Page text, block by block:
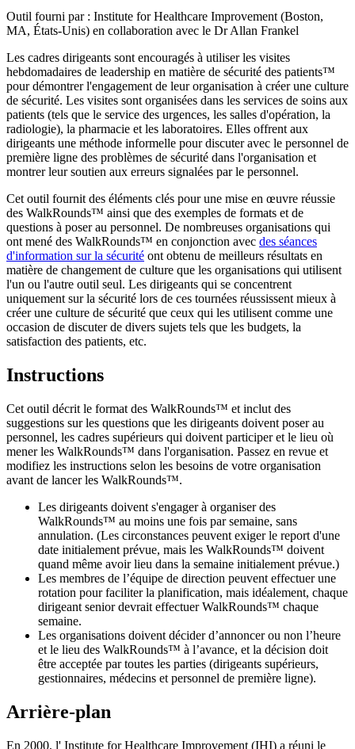
Outil fourni par : Institute for Healthcare Improvement (Boston,
MA, États-Unis) en collaboration avec le Dr Allan Frankel
Les cadres dirigeants sont encouragés à utiliser les visites
hebdomadaires de leadership en matière de sécurité des patients™
pour démontrer l'engagement de leur organisation à créer une culture
de sécurité. Les visites sont organisées dans les services de soins aux
patients (tels que le service des urgences, les salles d'opération, la
radiologie), la pharmacie et les laboratoires. Elles offrent aux
dirigeants une méthode informelle pour discuter avec le personnel de
première ligne des problèmes de sécurité dans l'organisation et
montrer leur soutien aux erreurs signalées par le personnel.
Cet outil fournit des éléments clés pour une mise en œuvre réussie
des WalkRounds™ ainsi que des exemples de formats et de
questions à poser au personnel. De nombreuses organisations qui
ont mené des WalkRounds™ en conjonction avec des séances
d'information sur la sécurité ont obtenu de meilleurs résultats en
matière de changement de culture que les organisations qui utilisent
l'un ou l'autre outil seul. Les dirigeants qui se concentrent
uniquement sur la sécurité lors de ces tournées réussissent mieux à
créer une culture de sécurité que ceux qui les utilisent comme une
occasion de discuter de divers sujets tels que les budgets, la
satisfaction des patients, etc.
Instructions
Cet outil décrit le format des WalkRounds™ et inclut des
suggestions sur les questions que les dirigeants doivent poser au
personnel, les cadres supérieurs qui doivent participer et le lieu où
mener les WalkRounds™ dans l'organisation. Passez en revue et
modifiez les instructions selon les besoins de votre organisation
avant de lancer les WalkRounds™.
Les dirigeants doivent s'engager à organiser des
WalkRounds™ au moins une fois par semaine, sans
annulation. (Les circonstances peuvent exiger le report d'une
date initialement prévue, mais les WalkRounds™ doivent
quand même avoir lieu dans la semaine initialement prévue.)
Les membres de l’équipe de direction peuvent effectuer une
rotation pour faciliter la planification, mais idéalement, chaque
dirigeant senior devrait effectuer WalkRounds™ chaque
semaine.
Les organisations doivent décider d’annoncer ou non l’heure
et le lieu des WalkRounds™ à l’avance, et la décision doit
être acceptée par toutes les parties (dirigeants supérieurs,
gestionnaires, médecins et personnel de première ligne).
Arrière-plan
En 2000, l' Institute for Healthcare Improvement (IHI) a réuni le